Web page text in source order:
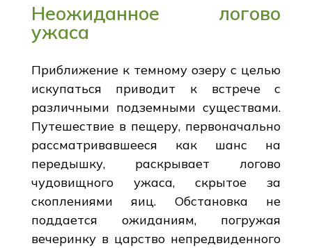
Неожиданное логово
ужаса
Приближение к темному озеру с целью
искупаться приводит к встрече с
различными подземными существами.
Путешествие в пещеру, первоначально
рассматривавшееся как шанс на
передышку, раскрывает логово
чудовищного ужаса, скрытое за
скоплениями яиц. Обстановка не
поддается ожиданиям, погружая
вечеринку в царство непредвиденного